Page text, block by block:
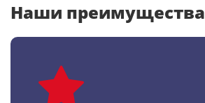
Наши преимущества